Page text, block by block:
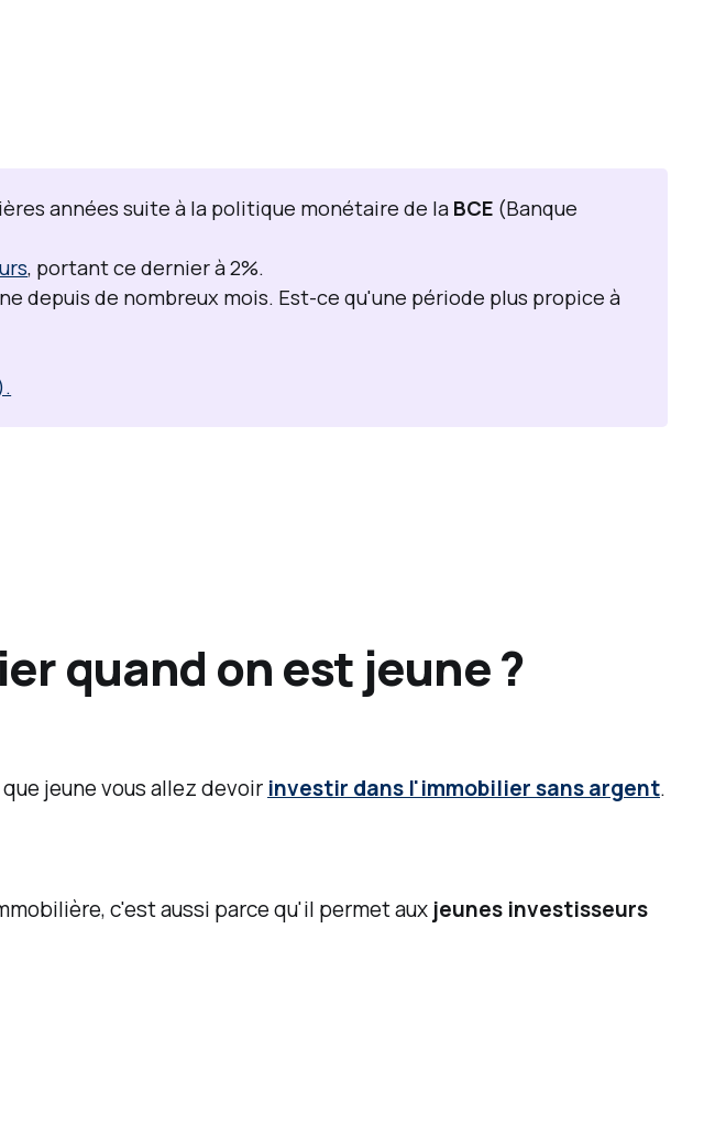
années suite à la politique monétaire de la BCE (Banque
, portant ce dernier à 2%.
de nombreux mois. Est-ce qu'une période plus propice à
quand on est jeune ?
jeune vous allez devoir investir dans l'immobilier sans argent.
c'est aussi parce qu'il permet aux jeunes investisseurs